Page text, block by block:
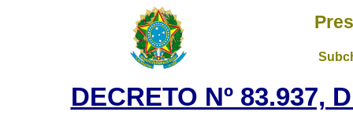
DECRETO Nº 83.937,